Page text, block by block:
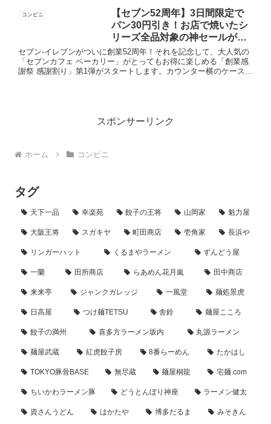
なチキの概要発売日2025年7月10日
（木）以降順次...
コンビニ
【セブン52周年】3日間限定で
パン30円引き！お店で焼いたシ
リーズ全品対象の神セールが開
始！
セブン-イレブンがついに創業52周年！それを記念して、大人気の
「セブンカフェ ベーカリー」がとってもお得に楽しめる「創業感
謝祭 感謝割り」第1弾がスタートします。カウンター横のケースに
スポンサーリンク
ホーム コンビニ
タグ
天下一品 幸楽苑 餃子の王将 山岡家 魁力屋
大阪王将 スガキヤ 町田商店 壱角家 長浜や
リンガーハット くるまやラーメン ずんどう屋
一蘭 田所商店 らあめん花月嵐 田中商店
来来亭 ジャンクガレッジ 一風堂 麺処景虎
日高屋 つけ麺TETSU 舎鈴 麺屋こころ
餃子の満州 喜多方ラーメン坂内 丸源ラーメン
麺屋武蔵 紅虎餃子房 8番らーめん たかはし
TOKYO豚骨BASE 無尽蔵 麺屋桐龍 宅麺.com
ちいかわラーメン豚 どうとんぼり神座 ラーメン健太
資さんうどん はかたや 博多だるま みそきん